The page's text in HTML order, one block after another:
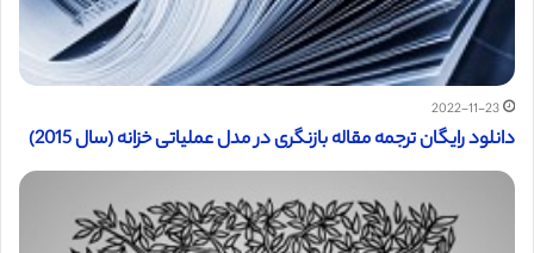
2022-11-23
دانلود رایگان ترجمه مقاله بازنگری در مدل عملیاتی خزانه (سال 2015)